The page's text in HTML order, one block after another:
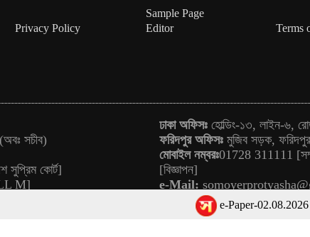
Privacy Policy
Sample Page
Editor
Terms
সচীব)
সুপ্রিম কোর্ট]
M]
ঢাকা অফিসঃ হোল্ডিং-১৩, লাইন-৬,
ফরিদপুর অফিসঃ মুজিব সড়ক,
মোবাইল নম্বরঃ01728 311111
[বিজ্ঞাপন]
e-Mail:
e-Paper-02.08.2026 আজ